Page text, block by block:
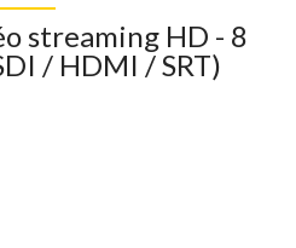
streaming HD - 8
/ HDMI / SRT)